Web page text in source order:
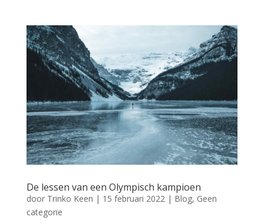
De lessen van een Olympisch kampioen
door Trinko Keen | 15 februari 2022 | Blog, Geen
categorie